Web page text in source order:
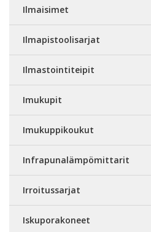
Ilmaisimet
Ilmapistoolisarjat
Ilmastointiteipit
Imukupit
Imukuppikoukut
Infrapunalämpömittarit
Irroitussarjat
Iskuporakoneet